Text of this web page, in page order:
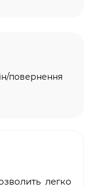
повернення
легко